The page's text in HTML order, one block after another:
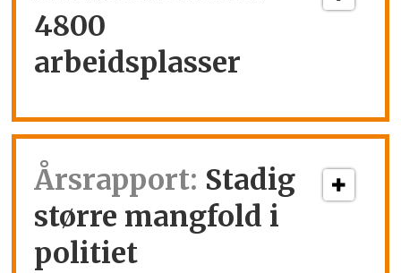
4800
arbeidsplasser
Årsrapport: Stadig
større mangfold i
politiet